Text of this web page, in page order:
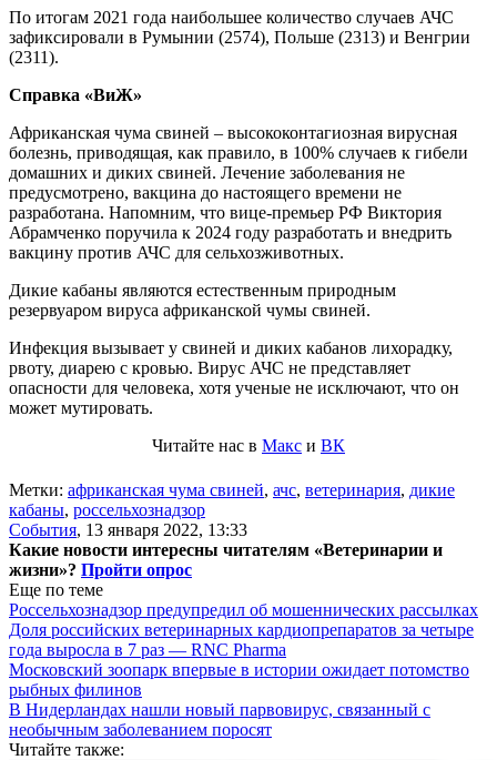
По итогам 2021 года наибольшее количество случаев АЧС
зафиксировали в Румынии (2574), Польше (2313) и Венгрии
(2311).
Справка «ВиЖ»
Африканская чума свиней – высококонтагиозная вирусная
болезнь, приводящая, как правило, в 100% случаев к гибели
домашних и диких свиней. Лечение заболевания не
предусмотрено, вакцина до настоящего времени не
разработана. Напомним, что вице-премьер РФ Виктория
Абрамченко поручила к 2024 году разработать и внедрить
вакцину против АЧС для сельхозживотных.
Дикие кабаны являются естественным природным
резервуаром вируса африканской чумы свиней.
Инфекция вызывает у свиней и диких кабанов лихорадку,
рвоту, диарею с кровью. Вирус АЧС не представляет
опасности для человека, хотя ученые не исключают, что он
может мутировать.
Читайте нас в Макс и ВК
Метки: африканская чума свиней, ачс, ветеринария, дикие
кабаны, россельхознадзор
События, 13 января 2022, 13:33
Какие новости интересны читателям «Ветеринарии и
жизни»? Пройти опрос
Еще по теме
Россельхознадзор предупредил об мошеннических рассылках
Доля российских ветеринарных кардиопрепаратов за четыре
года выросла в 7 раз — RNC Pharma
Московский зоопарк впервые в истории ожидает потомство
рыбных филинов
В Нидерландах нашли новый парвовирус, связанный с
необычным заболеванием поросят
Читайте также: